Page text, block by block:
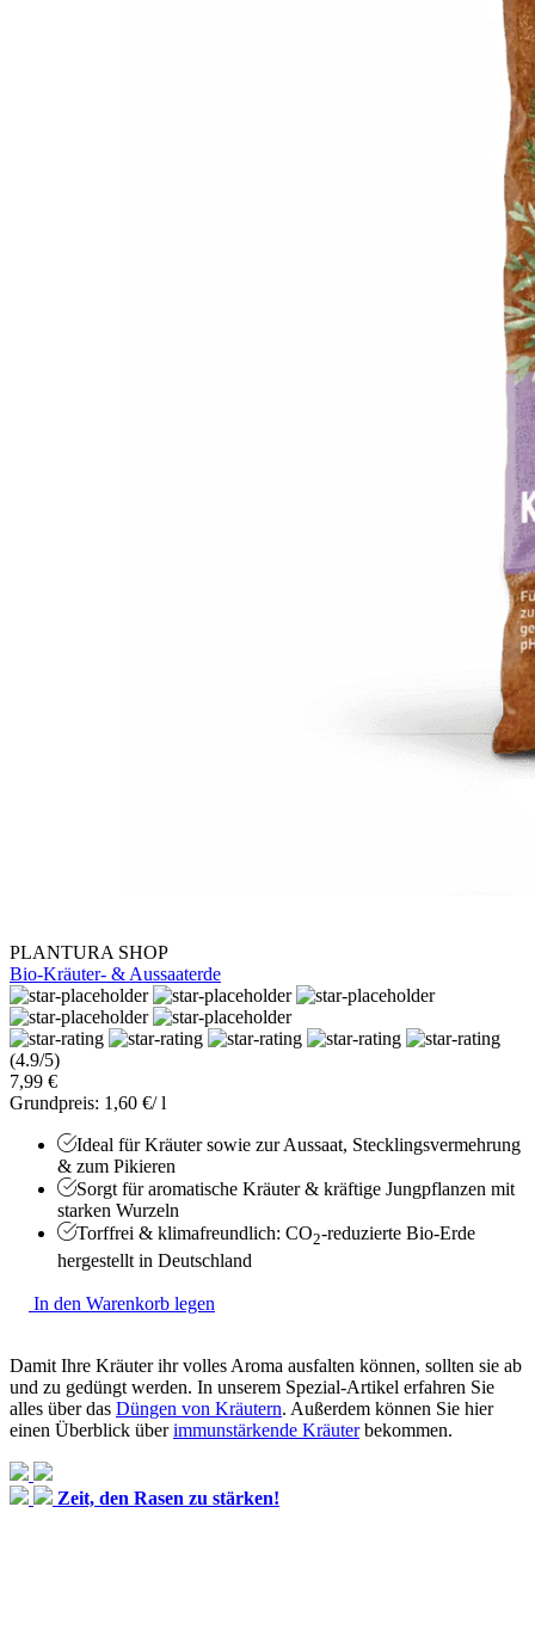
PLANTURA SHOP
Bio-Kräuter- & Aussaaterde
(4.9/5)
7,99 €
Grundpreis: 1,60 €/ l
Ideal für Kräuter sowie zur Aussaat, Stecklingsvermehrung
& zum Pikieren
Sorgt für aromatische Kräuter & kräftige Jungpflanzen mit
starken Wurzeln
Torffrei & klimafreundlich: CO2-reduzierte Bio-Erde
hergestellt in Deutschland
In den Warenkorb legen
Damit Ihre Kräuter ihr volles Aroma ausfalten können, sollten sie ab
und zu gedüngt werden. In unserem Spezial-Artikel erfahren Sie
alles über das Düngen von Kräutern. Außerdem können Sie hier
einen Überblick überimmunstärkende Kräuterbekommen.
Zeit, den Rasen zu stärken!